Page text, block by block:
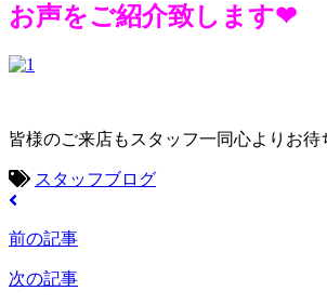
お声をご紹介致します❤
皆様のご来店もスタッフ一同心よりお待
スタッフブログ
前の記事
次の記事